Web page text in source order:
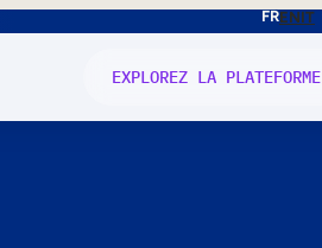
FRENIT
EXPLOREZ LA PLATEFORME